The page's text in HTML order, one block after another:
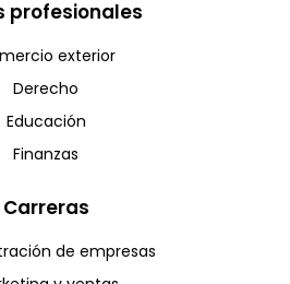
profesionales
exterior
Derecho
Educación
Finanzas
Carreras
de empresas